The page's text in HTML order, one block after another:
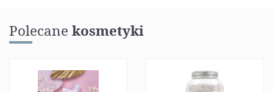
Polecane kosmetyki